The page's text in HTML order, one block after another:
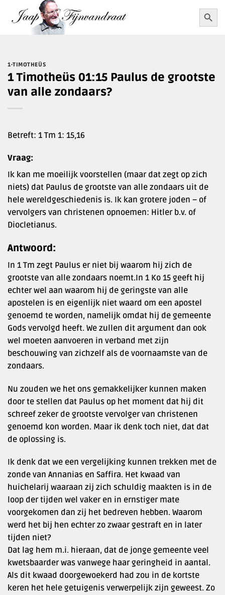
naar
Zoek
naar:
1-TIMOTHEÜS
1 Timotheüs 01:15 Paulus de grootste
van alle zondaars?
Betreft: 1 Tm 1: 15,16
Vraag:
Ik kan me moeilijk voorstellen (maar dat zegt op zich
niets) dat Paulus de grootste van alle zondaars uit de
hele wereldgeschiedenis is. Ik kan grotere joden – of
vervolgers van christenen opnoemen: Hitler b.v. of
Diocletianus.
Antwoord:
In 1 Tm zegt Paulus er niet bij waarom hij zich de
grootste van alle zondaars noemt.In 1 Ko 15 geeft hij
echter wel aan waarom hij de geringste van alle
apostelen is en eigenlijk niet waard om een apostel
genoemd te worden, namelijk omdat hij de gemeente
Gods vervolgd heeft. We zullen dit argument dan ook
wel moeten aanvoeren in verband met zijn
beschouwing van zichzelf als de voornaamste van de
zondaars.
Nu zouden we het ons gemakkelijker kunnen maken
door te stellen dat Paulus op het moment dat hij dit
schreef zeker de grootste vervolger van christenen
genoemd kon worden. Maar ik denk toch niet, dat dat
de oplossing is.
Ik denk dat we een vergelijking kunnen trekken met de
zonde van Annanias en Saffira. Het kwaad van
huichelarij waaraan zij zich schuldig maakten is in de
loop der tijden wel vaker en in ernstiger mate
voorgekomen dan zij het bedreven hebben. Waarom
werd het bij hen echter zo zwaar gestraft en in later
tijden niet?
Dat lag hem m.i. hieraan, dat de jonge gemeente veel
kwetsbaarder was vanwege haar geringheid in aantal.
Als dit kwaad doorgewoekerd had zou in de kortste
keren het hele getuigenis verwerpelijk zijn geweest. Zo